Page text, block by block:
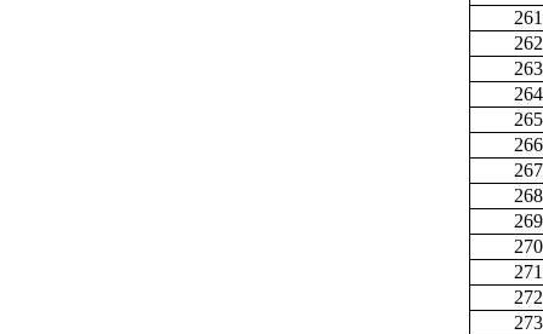
261
262
263
264
265
266
267
268
269
270
271
272
273